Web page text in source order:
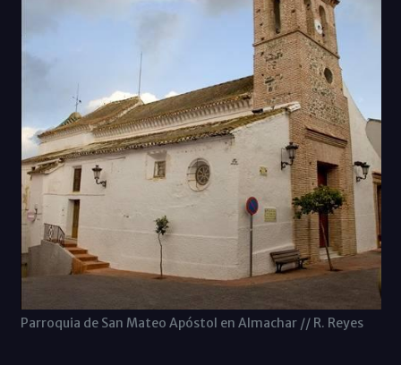
Parroquia de San Mateo Apóstol en Almachar // R. Reyes